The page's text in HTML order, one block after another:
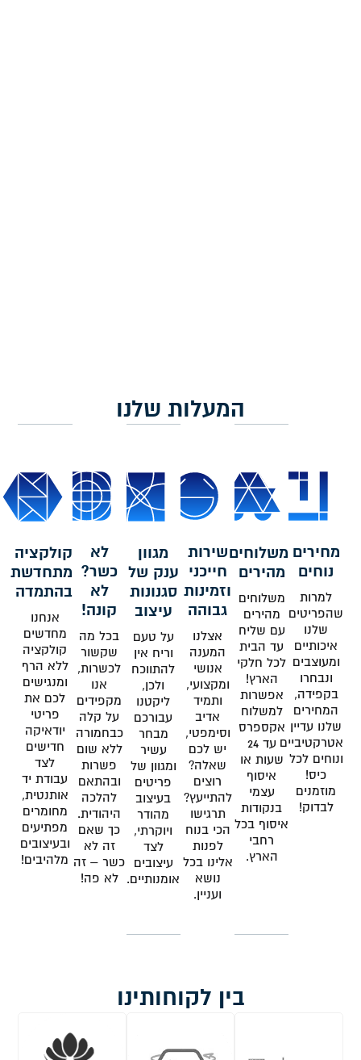
המעלות שלנו
מחירים
נוחים
למרות
שהפריטים
שלנו
איכותיים
ומעוצבים
ונבחרו
בקפידה,
המחירים
שלנו עדיין
אטרקטיביים
ונוחים לכל
כיס!
מוזמנים
לבדוק!
משלוחים
מהירים
משלוחים
מהירים
עם שליח
עד הבית
לכל חלקי
הארץ!
אפשרות
למשלוח
אקספרס
עד 24
שעות או
איסוף
עצמי
בנקודות
איסוף בכל
רחבי
הארץ.
שירות
חייכני
וזמינות
גבוהה
אצלנו
המענה
אנושי
ומקצועי,
ותמיד
אדיב
וסימפטי,
יש לכם
שאלה?
רוצים
להתייעץ?
תרגישו
הכי בנוח
לפנות
אלינו בכל
נושא
ועניין.
מגוון
ענק של
סגנונות
עיצוב
על טעם
וריח אין
להתווכח
ולכן,
ליקטנו
עבורכם
מבחר
עשיר
ומגוון של
פריטים
בעיצוב
מהודר
ויוקרתי,
לצד
עיצובים
אומנותיים.
לא
כשר?
לא
קונה!
בכל מה
שקשור
לכשרות,
אנו
מקפידים
על קלה
כבחמורה
ללא שום
פשרות
ובהתאם
להלכה
היהודית.
כך שאם
זה לא
כשר – זה
לא פה!
קולקציה
מתחדשת
בהתמדה
אנחנו
מחדשים
קולקציה
ללא הרף
ומנגישים
לכם את
פריטי
יודאיקה
חדישים
לצד
עבודת יד
אותנטית,
מחומרים
מפתיעים
ובעיצובים
מלהיבים!
בין לקוחותינו